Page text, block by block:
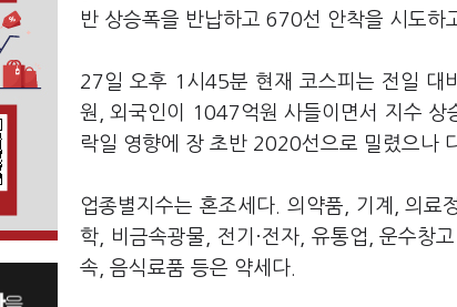
반 상승폭을 반납하고 670선 안착을 시도하
27일 오후 1시45분 현재 코스피는 전일
원, 외국인이 1047억원 사들이면서 지수
락일 영향에 장 초반 2020선으로 밀렸으나
업종별지수는 혼조세다. 의약품, 기계, 의료
학, 비금속광물, 전기·전자, 유통업, 운수창
속, 음식료품 등은 약세다.